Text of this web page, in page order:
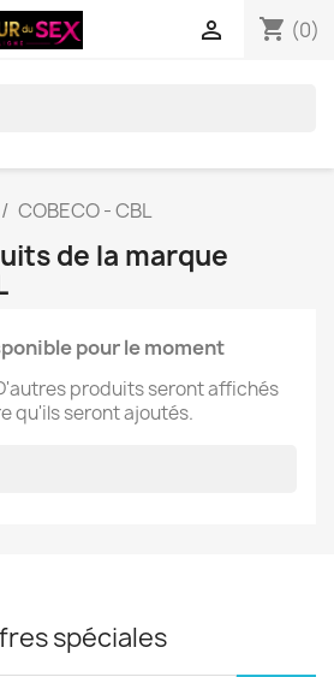
shopping_cart (0)

COBECO - CBL
de la marque
pour le moment
produits seront affichés
qu'ils seront ajoutés.
spéciales